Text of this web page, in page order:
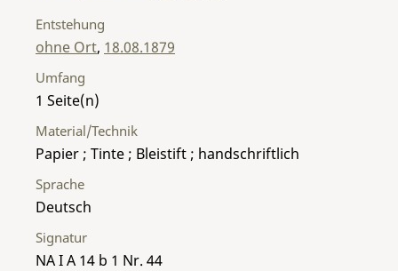
Entstehung
ohne Ort, 18.08.1879
Umfang
1
Material/Technik
Papier ; Tinte ; Bleistift ; handschriftlich
Sprache
Deutsch
Signatur
NA I A 14 b 1 Nr. 44